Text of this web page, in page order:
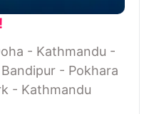
- Kathmandu -
- Pokhara
- Kathmandu